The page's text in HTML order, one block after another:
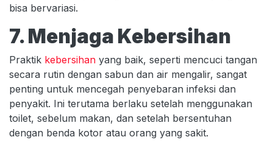
bisa bervariasi.
7. Menjaga Kebersihan
Praktik kebersihan yang baik, seperti mencuci tangan
secara rutin dengan sabun dan air mengalir, sangat
penting untuk mencegah penyebaran infeksi dan
penyakit. Ini terutama berlaku setelah menggunakan
toilet, sebelum makan, dan setelah bersentuhan
dengan benda kotor atau orang yang sakit.